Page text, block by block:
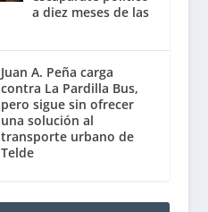
a diez meses de las
Juan A. Peña carga
contra La Pardilla Bus,
pero sigue sin ofrecer
una solución al
transporte urbano de
Telde